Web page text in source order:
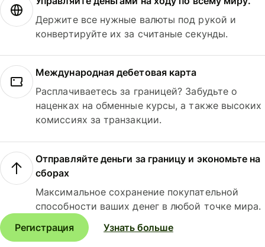
Держите все нужные валюты под рукой и
конвертируйте их за считаные секунды.
Международная дебетовая карта
Расплачиваетесь за границей? Забудьте о
наценках на обменные курсы, а также высоких
комиссиях за транзакции.
Отправляйте деньги за границу и экономьте на
сборах
Максимальное сохранение покупательной
способности ваших денег в любой точке мира.
Регистрация
Узнать больше